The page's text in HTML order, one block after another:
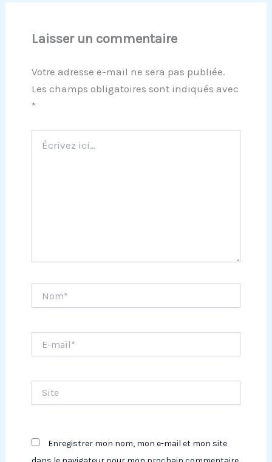
Laisser un commentaire
Votre adresse e-mail ne sera pas publiée.
Les champs obligatoires sont indiqués avec
*
ici…
mail*
Enregistrer mon nom, mon e-mail et mon site